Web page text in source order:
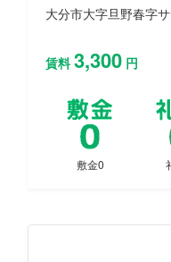
大分市大字旦野春字
賃料3,300 円
敷金0